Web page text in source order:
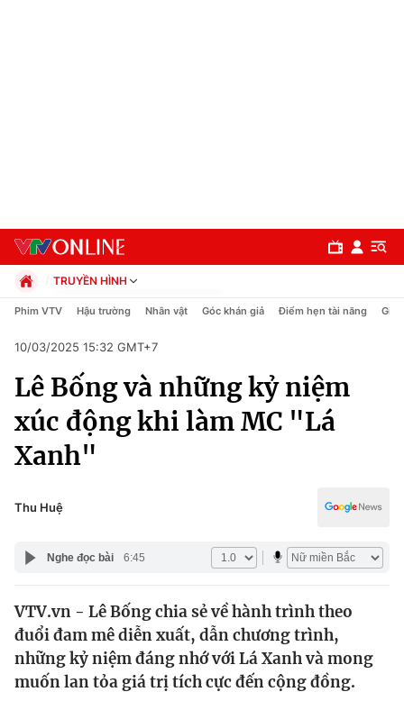
Chuyên mục
Chính trị
Xã hội
Pháp luật
Y tế
Thế giới
Tin tức
Thế giới đó đây
Kinh tế
TRUYỀN HÌNH
Chính trị
Pháp luật
Kinh tế
Thể thao
Truyền hình
Văn hóa - Giải trí
Phim VTV Hậu trường Nhân vật Góc khán giả Điểm hẹn tài năng Giải
10/03/2025 15:32 GMT+7
Lê Bống và những kỷ niệm
xúc động khi làm MC "Lá
Xanh"
Thu Huệ
Nghe đọc bài 6:45
VTV.vn - Lê Bống chia sẻ về hành trình theo
đuổi đam mê diễn xuất, dẫn chương trình,
những kỷ niệm đáng nhớ với Lá Xanh và mong
muốn lan tỏa giá trị tích cực đến cộng đồng.